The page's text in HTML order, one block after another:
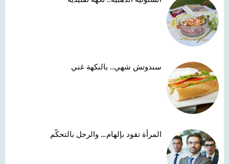
سندوتش شهي.. بالنكهة غني
المرأة تقود بإلهام… والرجل بالتحكّم